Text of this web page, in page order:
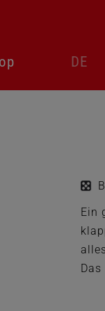
DE
Ein